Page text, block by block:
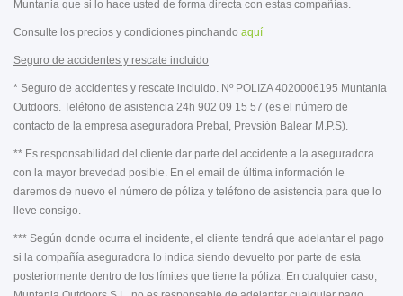
Muntania que si lo hace usted de forma directa con estas compañías.
Consulte los precios y condiciones pinchando aquí
Seguro de accidentes y rescate incluido
* Seguro de accidentes y rescate incluido. Nº POLIZA 4020006195 Muntania
Outdoors. Teléfono de asistencia 24h 902 09 15 57 (es el número de
contacto de la empresa aseguradora Prebal, Prevsión Balear M.P.S).
** Es responsabilidad del cliente dar parte del accidente a la aseguradora
con la mayor brevedad posible. En el email de última información le
daremos de nuevo el número de póliza y teléfono de asistencia para que lo
lleve consigo.
*** Según donde ocurra el incidente, el cliente tendrá que adelantar el pago
si la compañía aseguradora lo indica siendo devuelto por parte de esta
posteriormente dentro de los límites que tiene la póliza. En cualquier caso,